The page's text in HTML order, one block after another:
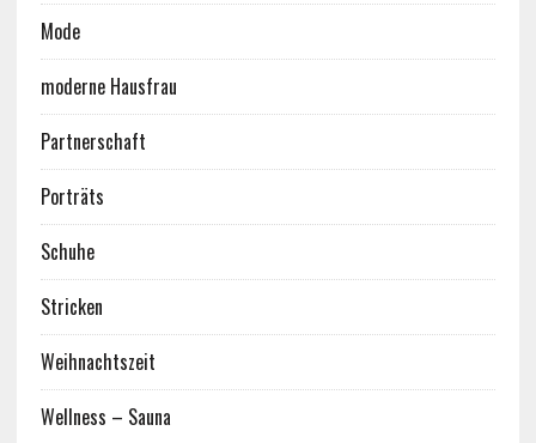
Mode
moderne Hausfrau
Partnerschaft
Porträts
Schuhe
Stricken
Weihnachtszeit
Wellness – Sauna